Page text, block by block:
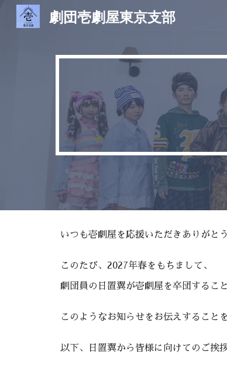
劇団壱劇屋東京支部
いつも壱劇屋を応援いただきありがと
このたび、2027年春をもちまして、
劇団員の 日置翼が壱劇屋を卒団するこ
このようなお知らせをお伝えすること
以下、 日置翼から 皆様に向けてのご挨